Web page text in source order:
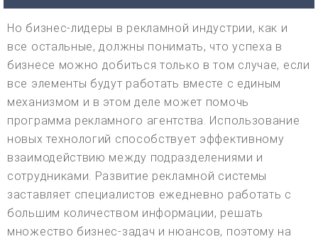
Но бизнес-лидеры в рекламной индустрии, как и
все остальные, должны понимать, что успеха в
бизнесе можно добиться только в том случае, если
все элементы будут работать вместе с единым
механизмом и в этом деле может помочь
программа рекламного агентства. Использование
новых технологий способствует эффективному
взаимодействию между подразделениями и
сотрудниками. Развитие рекламной системы
заставляет специалистов ежедневно работать с
большим количеством информации, решать
множество бизнес-задач и нюансов, поэтому на